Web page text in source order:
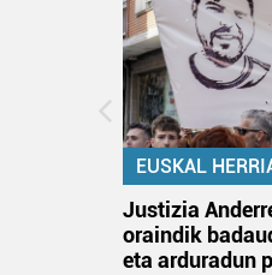
EUSKAL
Justizia
oraindik
eta arduradun